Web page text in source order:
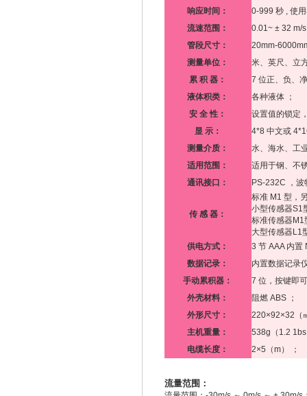
响应时间：
0-999 秒 , 使
流速范围：
0.01~ ± 32 m/
管段尺寸：
20mm-
测量单位：
米、英尺、立
累 积 器：
7 位正、负、
液体积类：
各种液体 ；
安 全 性：
设置值的锁定
显 示：
4*8 中文或
测量介质：
水、海水、工
适用范围：
适用于钢、不
通讯接口：
PS-232C ，
传 感 器：
标准 M1 型，
小型传感器S1
标准传感器
大型传感器L1
供电方式：
3 节 AAA 内置
数据记录：
内置数据记录
手动累积器：
7 位，按键即
外壳材料：
阻燃 ABS ；
外形尺寸：
220×92×32（
主机重量：
538g（1.2
电缆长度：
2×5（m） ；
流量范围：